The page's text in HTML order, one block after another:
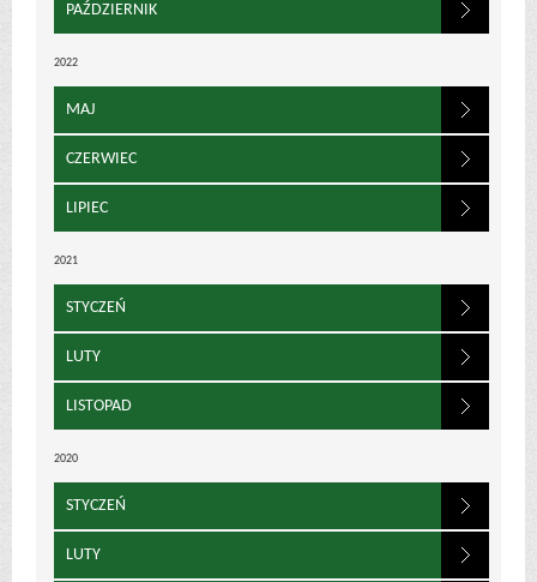
PAŹDZIERNIK
2022
MAJ
CZERWIEC
LIPIEC
2021
STYCZEŃ
LUTY
LISTOPAD
2020
STYCZEŃ
LUTY